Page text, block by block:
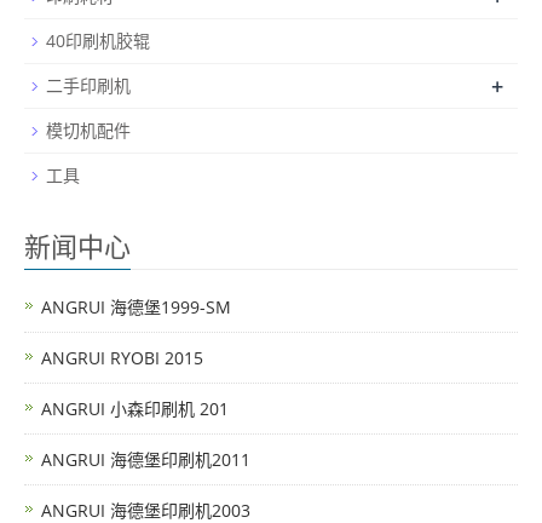
40印刷机胶辊
二手印刷机
+
模切机配件
工具
新闻中心
ANGRUI 海德堡1999-SM
ANGRUI RYOBI 2015
ANGRUI 小森印刷机 201
ANGRUI 海德堡印刷机2011
ANGRUI 海德堡印刷机2003